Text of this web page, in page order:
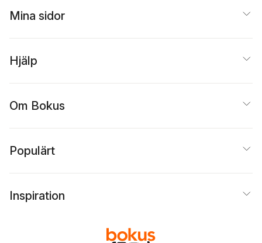
Mina sidor
Hjälp
Om Bokus
Populärt
Inspiration